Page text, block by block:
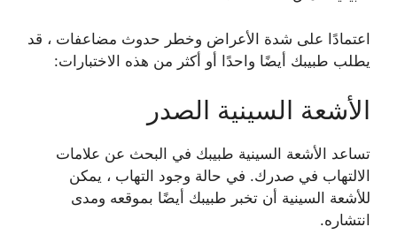
اعتمادًا على شدة الأعراض وخطر حدوث مضاعفات ، قد
يطلب طبيبك أيضًا واحدًا أو أكثر من هذه الاختبارات:
الأشعة السينية الصدر
تساعد الأشعة السينية طبيبك في البحث عن علامات
الالتهاب في صدرك. في حالة وجود التهاب ، يمكن
للأشعة السينية أن تخبر طبيبك أيضًا بموقعه ومدى
انتشاره.